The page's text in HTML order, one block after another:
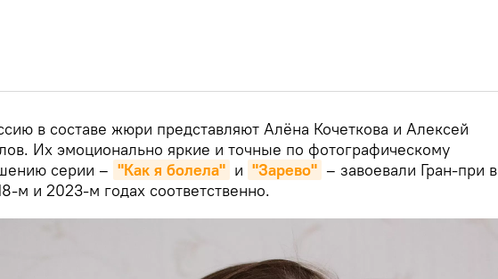
в составе жюри представляют Алёна Кочеткова и Алексей
Их эмоционально яркие и точные по фотографическому
серии – "Как я болела" и "Зарево" – завоевали Гран-при в
м и 2023-м годах соответственно.